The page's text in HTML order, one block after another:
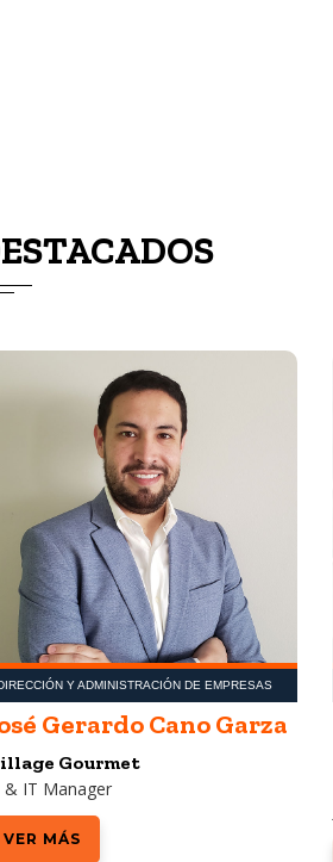
Y ADMINISTRACIÓN DE EMPRESAS
Gerardo Cano Garza
Gourmet
& IT Manager
VER MÁS